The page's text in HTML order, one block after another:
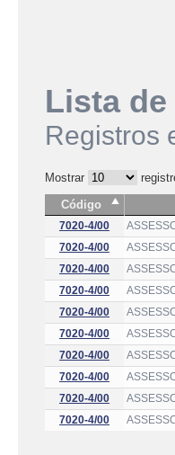
Lista
Registros
Mostrar
Código
7020-4/00
7020-4/00
7020-4/00
7020-4/00
7020-4/00
7020-4/00
7020-4/00
7020-4/00
7020-4/00
7020-4/00